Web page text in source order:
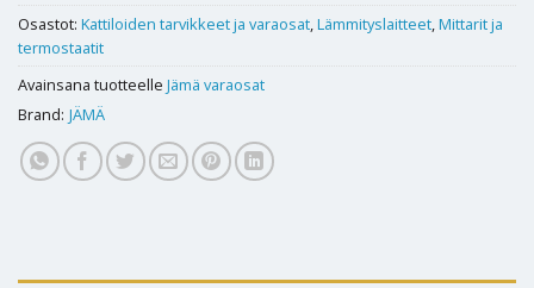
Osastot: Kattiloiden tarvikkeet ja varaosat,Lämmityslaitteet,Mittarit ja
termostaatit
Avainsana tuotteelle Jämä varaosat
Brand: JÄMÄ